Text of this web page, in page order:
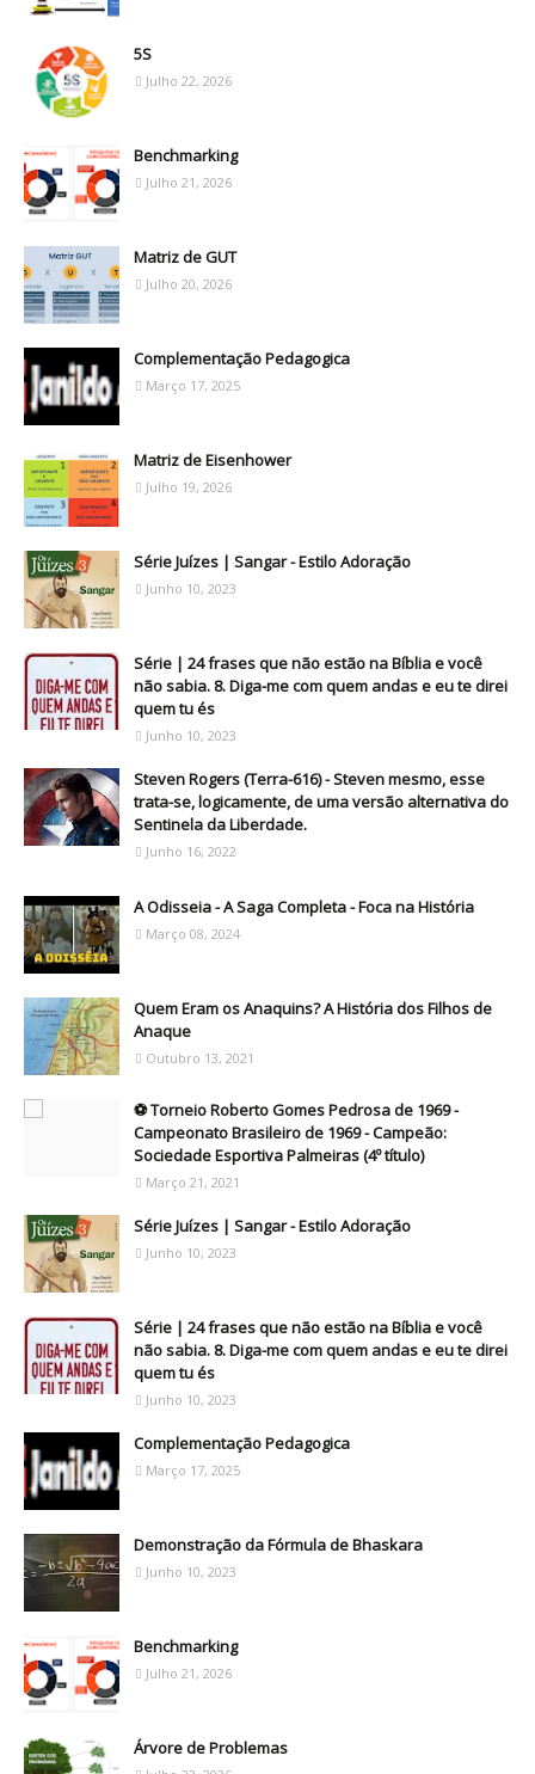
5S
Julho 22, 2026
Benchmarking
Julho 21, 2026
Matriz de GUT
Julho 20, 2026
Complementação Pedagogica
Março 17, 2025
Matriz de Eisenhower
Julho 19, 2026
Série Juízes | Sangar - Estilo Adoração
Junho 10, 2023
Série | 24 frases que não estão na Bíblia e você
não sabia. 8. Diga-me com quem andas e eu te direi
quem tu és
Junho 10, 2023
Steven Rogers (Terra-616) - Steven mesmo, esse
trata-se, logicamente, de uma versão alternativa do
Sentinela da Liberdade.
Junho 16, 2022
A Odisseia - A Saga Completa - Foca na História
Março 08, 2024
Quem Eram os Anaquins? A História dos Filhos de
Anaque
Outubro 13, 2021
⚽ Torneio Roberto Gomes Pedrosa de 1969 -
Campeonato Brasileiro de 1969 - Campeão:
Sociedade Esportiva Palmeiras (4º título)
Março 21, 2021
Série Juízes | Sangar - Estilo Adoração
Junho 10, 2023
Série | 24 frases que não estão na Bíblia e você
não sabia. 8. Diga-me com quem andas e eu te direi
quem tu és
Junho 10, 2023
Complementação Pedagogica
Março 17, 2025
Demonstração da Fórmula de Bhaskara
Junho 10, 2023
Benchmarking
Julho 21, 2026
Árvore de Problemas